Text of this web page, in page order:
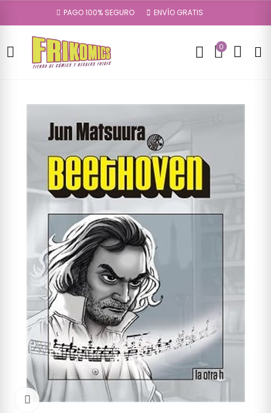
PAGO 100% SEGURO ENVÍO GRATIS
0
Click to enlarge